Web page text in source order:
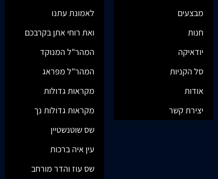
מבצעים
חנות
יודאיקה
סל הקניות
אודות
יצירת קשר
לאמונת עתנו
ואת רוחי אתן בקרבכם
המהר"ל המנוקד
המהר"ל מפראג
מקראות גדולות
מקראות גדולות נך
שס שוטנשטיין
עין איה ברכות
שס עוז והדר מורחב